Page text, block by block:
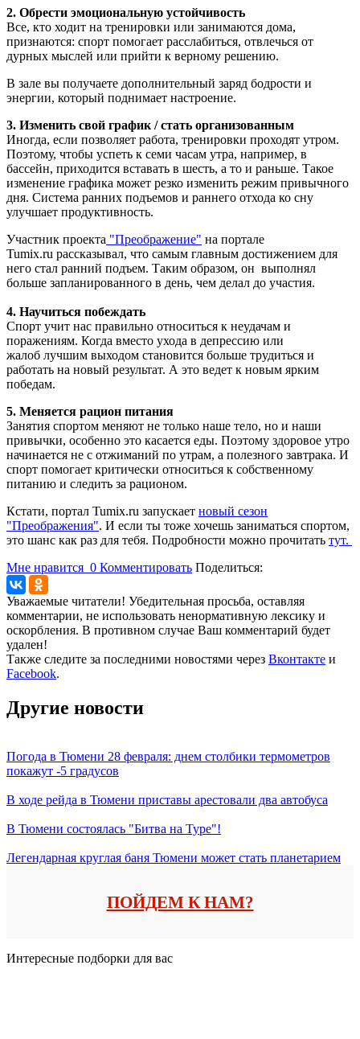
2. Обрести эмоциональную устойчивость
Все, кто ходит на тренировки или занимаются дома,
признаются: спорт помогает расслабиться, отвлечься от
дурных мыслей или прийти к верному решению.
В зале вы получаете дополнительный заряд бодрости и
энергии, который поднимает настроение.
3. Изменить свой график / стать организованным
Иногда, если позволяет работа, тренировки проходят утром.
Поэтому, чтобы успеть к семи часам утра, например, в
бассейн, приходится вставать в шесть, а то и раньше. Такое
изменение графика может резко изменить режим привычного
дня. Система ранних подъемов и раннего отхода ко сну
улучшает продуктивность.
Участник проекта "Преображение" на портале
Tumix.ru рассказывал, что самым главным достижением для
него стал ранний подъем. Таким образом, он выполнял
больше запланированного в день, чем делал до участия.
4. Научиться побеждать
Спорт учит нас правильно относиться к неудачам и
поражениям. Когда вместо ухода в депрессию или
жалоб лучшим выходом становится больше трудиться и
работать на новый результат. А это ведет к новым ярким
победам.
5. Меняется рацион питания
Занятия спортом меняют не только наше тело, но и наши
привычки, особенно это касается еды. Поэтому здоровое утро
начинается не с отжиманий по утрам, а полезного завтрака. И
спорт помогает критически относиться к собственному
питанию и следить за рационом.
Кстати, портал Tumix.ru запускает новый сезон
"Преображения". И если ты тоже хочешь заниматься спортом,
это шанс как раз для тебя. Подробности можно прочитать тут.
Мне нравится 0 Комментировать Поделиться:
Уважаемые читатели! Убедительная просьба, оставляя
комментарии, не использовать ненормативную лексику и
оскорбления. В противном случае Ваш комментарий будет
удален!
Также следите за последними новостями через Вконтакте и
Facebook.
Другие новости
Погода в Тюмени 28 февраля: днем столбики термометров
покажут -5 градусов
В ходе рейда в Тюмени приставы арестовали два автобуса
В Тюмени состоялась "Битва на Туре"!
Легендарная круглая баня Тюмени может стать планетарием
ПОЙДЕМ К НАМ?
Интересные подборки для вас